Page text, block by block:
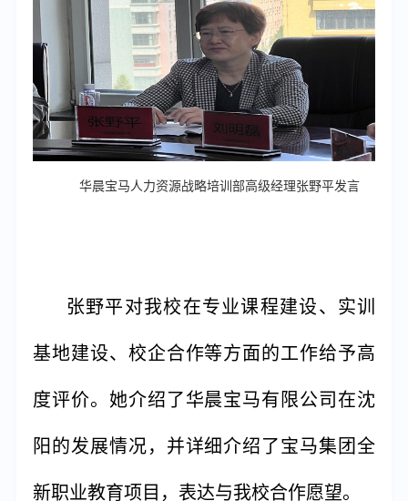
华晨宝马人力资源战略培训部高级经理张野平发言
张野平对我校在专业课程建设、实训
基地建设、校企合作等方面的工作给予高
度评价。她介绍了华晨宝马有限公司在沈
阳的发展情况，并详细介绍了宝马集团全
新职业教育项目，表达与我校合作愿望。